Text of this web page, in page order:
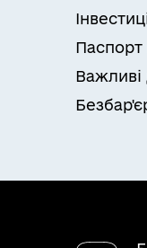
Важливі